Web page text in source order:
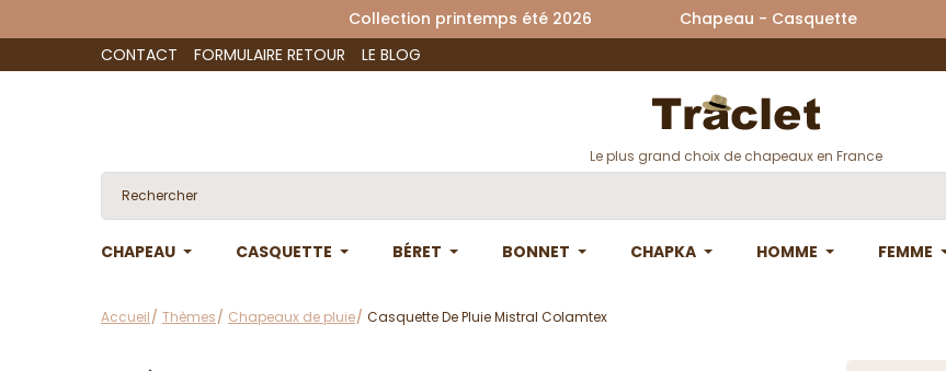
Collection printemps été 2026 Chapeau -
CONTACT
FORMULAIRE RETOUR LE BLOG
Le plus grand choix de chapeaux en France
CHAPEAU CASQUETTE BÉRET BONNET CHAPKA HOMME FEMME
Accueil Thèmes Chapeaux de pluie Casquette De Pluie Mistral Colamtex